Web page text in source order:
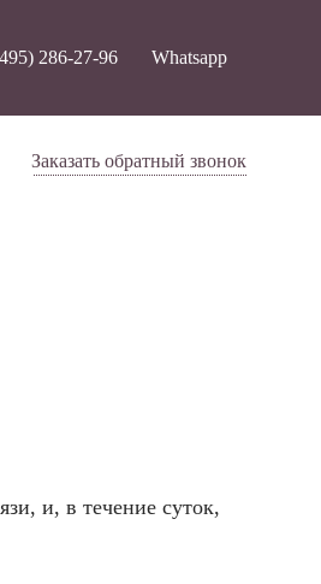
286-27-96 Whatsapp
Заказать обратный звонок
и, в течение суток,